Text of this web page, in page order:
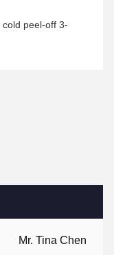
Mr. Tina Chen
peel-off 3-